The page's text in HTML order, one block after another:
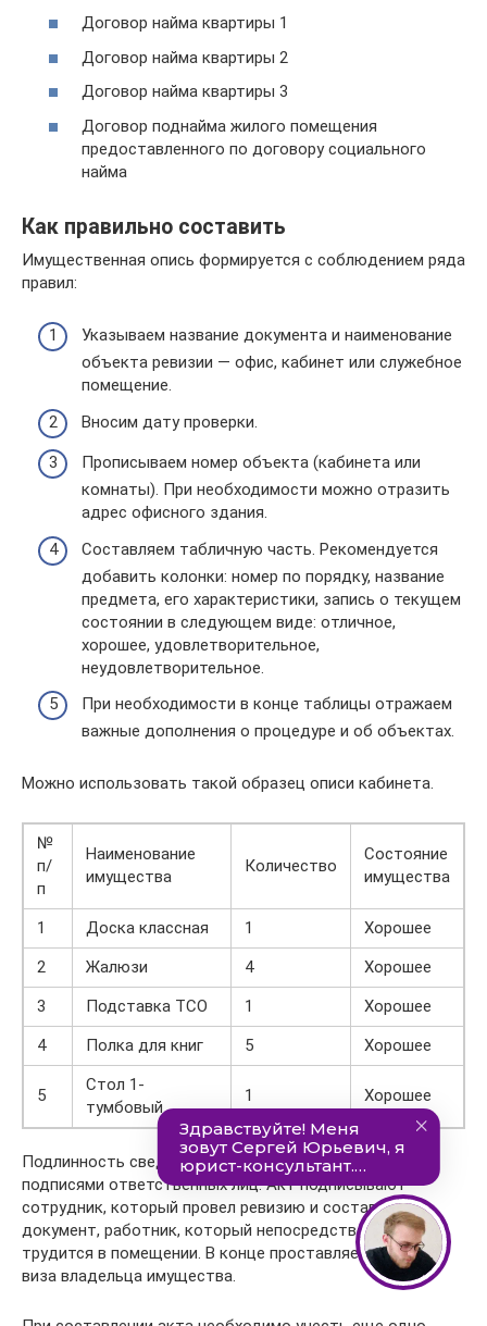
Договор найма квартиры 1
Договор найма квартиры 2
Договор найма квартиры 3
Договор поднайма жилого помещения
предоставленного по договору социального
найма
Как правильно составить
Имущественная опись формируется с соблюдением ряда
правил:
Указываем название документа и наименование
объекта ревизии — офис, кабинет или служебное
помещение.
Вносим дату проверки.
Прописываем номер объекта (кабинета или
комнаты). При необходимости можно отразить
адрес офисного здания.
Составляем табличную часть. Рекомендуется
добавить колонки: номер по порядку, название
предмета, его характеристики, запись о текущем
состоянии в следующем виде: отличное,
хорошее, удовлетворительное,
неудовлетворительное.
При необходимости в конце таблицы отражаем
важные дополнения о процедуре и об объектах.
Можно использовать такой образец описи кабинета.
№
п/
п
Наименование
имущества
Количество
Состояние
имущества
1 Доска классная 1
Хорошее
2
Жалюзи 4
Хорошее
3
Подставка ТСО 1
Хорошее
4
Полка для книг 5 Хорошее
5
Стол 1-
тумбовый
1 Хорошее
Подлинность сведений необходимо подтвердить
подписями ответственных лиц. Акт подписывают
сотрудник, который провел ревизию и составил
документ, работник, который непосредственно
трудится в помещении. В конце проставляется дата и
виза владельца имущества.